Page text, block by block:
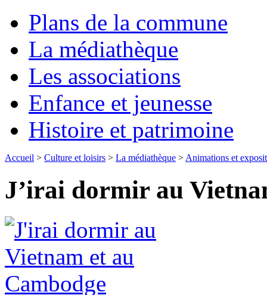
Plans de la commune
La médiathèque
Les associations
Enfance et jeunesse
Histoire et patrimoine
Accueil > Culture et loisirs > La médiathèque >Animations et
J’irai dormir au